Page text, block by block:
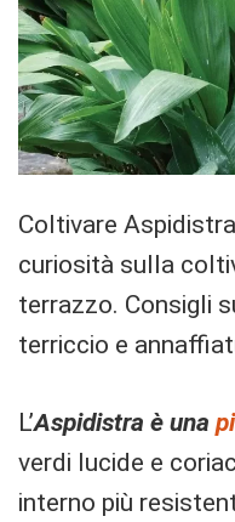
Coltivare
curiosità sulla
terrazzo. Consigli
terriccio e
L’Aspidistra è una
verdi lucide e
interno più